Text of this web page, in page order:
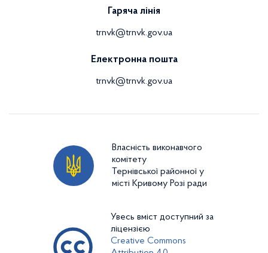
Гаряча лінія
trnvk@trnvk.gov.ua
Електронна пошта
trnvk@trnvk.gov.ua
Власність виконавчого
комітету
Тернівської районної у
місті Кривому Розі ради
Увесь вміст доступний за
ліцензією
Creative Commons